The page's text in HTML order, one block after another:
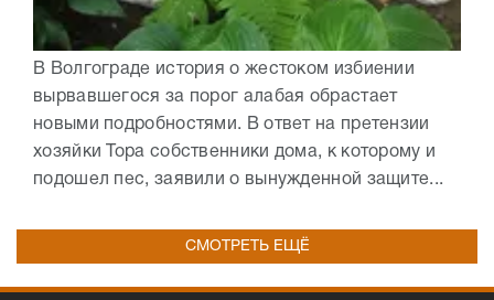
В Волгограде история о жестоком избиении
вырвавшегося за порог алабая обрастает
новыми подробностями. В ответ на претензии
хозяйки Тора собственники дома, к которому и
подошел пес, заявили о вынужденной защите...
СМОТРЕТЬ ЕЩЁ